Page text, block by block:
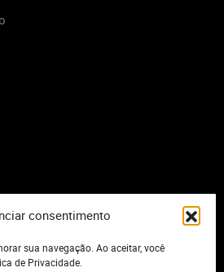
consentimento
sua navegação. Ao aceitar, você
de Privacidade.
Midia. Todos os direitos reservados.